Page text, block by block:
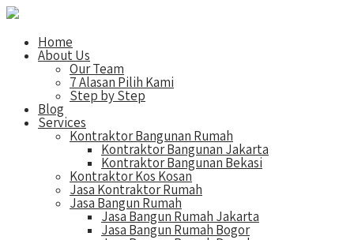
Home
About Us
Our Team
7 Alasan Pilih Kami
Step by Step
Blog
Services
Kontraktor Bangunan Rumah
Kontraktor Bangunan Jakarta
Kontraktor Bangunan Bekasi
Kontraktor Kos Kosan
Jasa Kontraktor Rumah
Jasa Bangun Rumah
Jasa Bangun Rumah Jakarta
Jasa Bangun Rumah Bogor